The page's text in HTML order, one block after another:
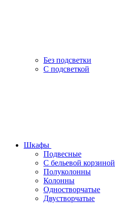
Без подсветки
С подсветкой
Шкафы
Подвесные
С бельевой корзиной
Полуколонны
Колонны
Одностворчатые
Двустворчатые